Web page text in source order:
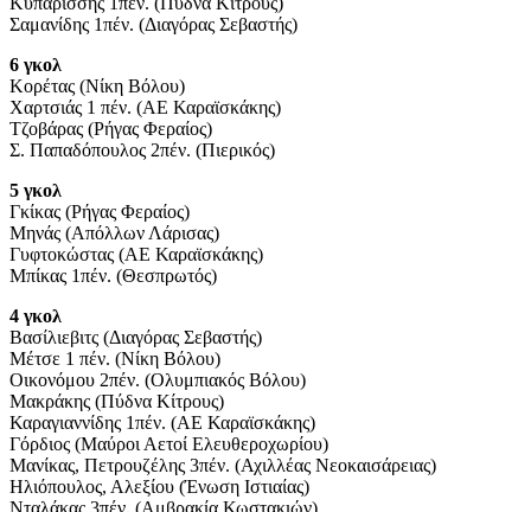
Σαμανίδης 1πέν. (Διαγόρας Σεβαστής)
6 γκολ
Κορέτας (Νίκη Βόλου)
Χαρτσιάς 1 πέν. (ΑΕ Καραϊσκάκης)
Τζοβάρας (Ρήγας Φεραίος)
Σ. Παπαδόπουλος 2πέν. (Πιερικός)
5 γκολ
Γκίκας (Ρήγας Φεραίος)
Μηνάς (Απόλλων Λάρισας)
Γυφτοκώστας (ΑΕ Καραϊσκάκης)
Μπίκας 1πέν. (Θεσπρωτός)
4 γκολ
Βασίλιεβιτς (Διαγόρας Σεβαστής)
Μέτσε 1 πέν. (Νίκη Βόλου)
Οικονόμου 2πέν. (Ολυμπιακός Βόλου)
Μακράκης (Πύδνα Κίτρους)
Καραγιαννίδης 1πέν. (ΑΕ Καραϊσκάκης)
Γόρδιος (Μαύροι Αετοί Ελευθεροχωρίου)
Μανίκας, Πετρουζέλης 3πέν. (Αχιλλέας Νεοκαισάρειας)
Ηλιόπουλος, Αλεξίου (Ένωση Ιστιαίας)
Νταλάκας 3πέν. (Αμβρακία Κωστακιών)